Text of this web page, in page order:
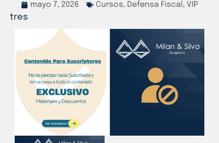
mayo 7, 2026 Cursos, Defensa Fiscal , VIP
tres